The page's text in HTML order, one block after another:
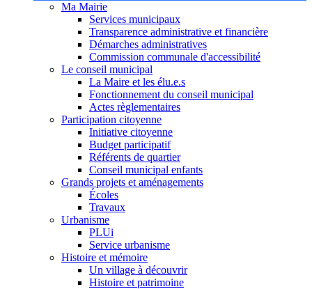
Ma Mairie
Services municipaux
Transparence administrative et financière
Démarches administratives
Commission communale d'accessibilité
Le conseil municipal
La Maire et les élu.e.s
Fonctionnement du conseil municipal
Actes règlementaires
Participation citoyenne
Initiative citoyenne
Budget participatif
Référents de quartier
Conseil municipal enfants
Grands projets et aménagements
Écoles
Travaux
Urbanisme
PLUi
Service urbanisme
Histoire et mémoire
Un village à découvrir
Histoire et patrimoine